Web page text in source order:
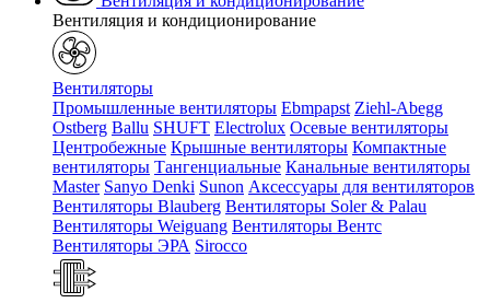
Вентиляция и кондиционирование
Вентиляторы
Промышленные вентиляторы Ebmpapst Ziehl-Abegg
Ostberg Ballu SHUFT Electrolux Осевые вентиляторы
Центробежные Крышные вентиляторы Компактные
вентиляторы Тангенциальные Канальные вентиляторы
Master Sanyo Denki Sunon Аксессуары для вентиляторов
Вентиляторы Blauberg Вентиляторы Soler & Palau
Вентиляторы Weiguang Вентиляторы Вентс
Вентиляторы ЭРА Sirocco